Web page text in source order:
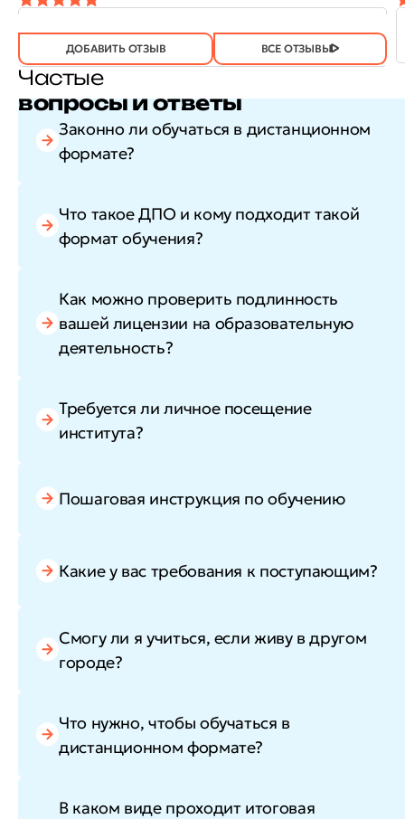
ПОЛЕЗЕН?
ДА(746) НЕТ(21)
ДОБАВИТЬ ОТЗЫВ ВСЕ ОТЗЫВЫ
Частые
вопросы и ответы
Законно ли обучаться в дистанционном
формате?
Что такое ДПО и кому подходит такой
формат обучения?
Как можно проверить подлинность
вашей лицензии на образовательную
деятельность?
Требуется ли личное посещение
института?
Пошаговая инструкция по обучению
Какие у вас требования к поступающим?
Смогу ли я учиться, если живу в другом
городе?
Что нужно, чтобы обучаться в
дистанционном формате?
В каком виде проходит итоговая